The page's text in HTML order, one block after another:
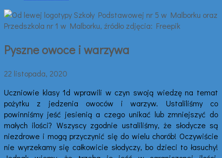
Pyszne owoce i warzywa
22 listopada, 2020
Uczniowie klasy 1d wprawili w czyn swoją wiedzę na temat
pożytku z jedzenia owoców i warzyw. Ustaliliśmy co
powinniśmy jeść jesienią a czego unikać lub zmniejszyć do
małych ilości? Wszyscy zgodnie ustaliliśmy, że słodycze są
niezdrowe i mogą przyczynić się do wielu chorób! Oczywiście
nie wyrzekamy się całkowicie słodyczy, bo dzieci to łasuchy!